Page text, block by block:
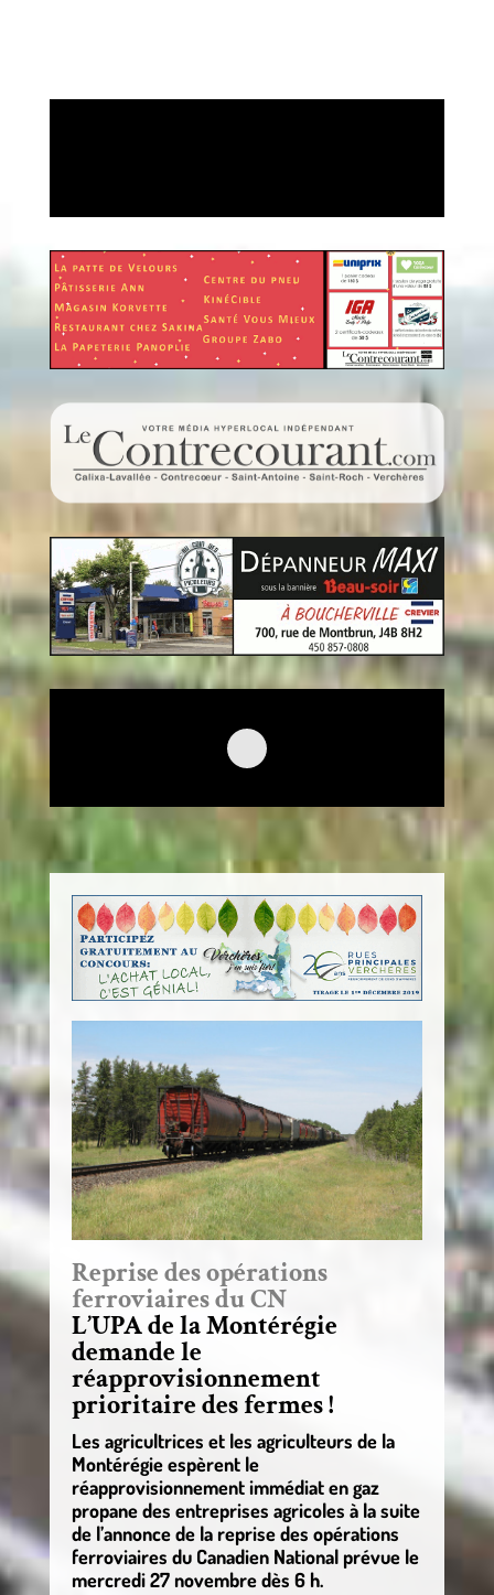
Reprise des opérations
ferroviaires du CN
L’UPA de la Montérégie
demande le
réapprovisionnement
prioritaire des fermes !
Les agricultrices et les agriculteurs de la
Montérégie espèrent le
réapprovisionnement immédiat en gaz
propane des entreprises agricoles à la suite
de l’annonce de la reprise des opérations
ferroviaires du Canadien National prévue le
mercredi 27 novembre dès 6 h.